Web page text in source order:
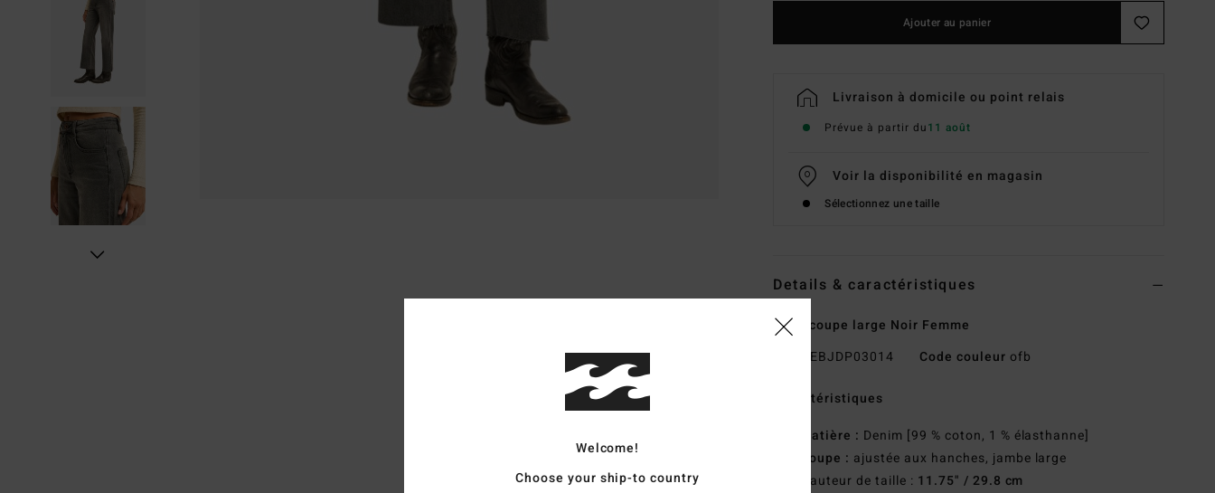
Ajouter au panier
Livraison à domicile ou point relais
Prévue à partir du11 août
Voir la disponibilité en magasin
Sélectionnez une taille
Details & caractéristiques
Jean coupe large Noir Femme
EBJDP03014 Code couleur ofb
Caractéristiques
Matière : Denim [99 % coton, 1 % élasthanne]
Coupe : ajustée aux hanches, jambe large
Hauteur de taille : 11.75" / 29.8 cm
Welcome!
Choose your ship-to country